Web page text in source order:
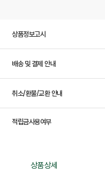
상품정보고시
배송 및 결제 안내
취소/환불/교환 안내
적립금사용여부
상품상세